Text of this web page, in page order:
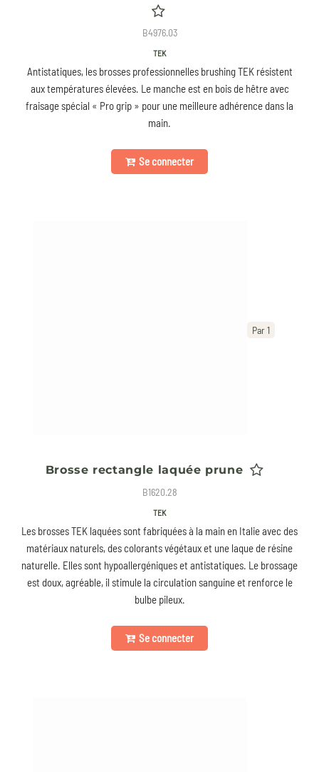
B4976.03
TEK
Antistatiques, les brosses professionnelles brushing TEK résistent
aux températures élevées. Le manche est en bois de hêtre avec
fraisage spécial « Pro grip » pour une meilleure adhérence dans la
main.
Se connecter
Par 1
Brosse rectangle laquée prune
B1620.28
TEK
Les brosses TEK laquées sont fabriquées à la main en Italie avec des
matériaux naturels, des colorants végétaux et une laque de résine
naturelle. Elles sont hypoallergéniques et antistatiques. Le brossage
est doux, agréable, il stimule la circulation sanguine et renforce le
bulbe pileux.
Se connecter